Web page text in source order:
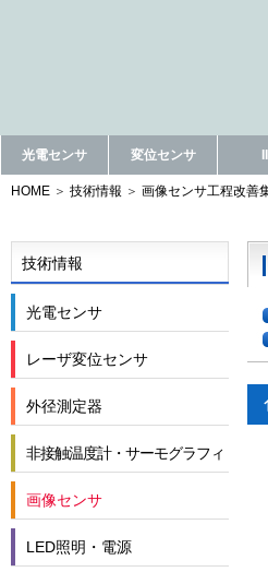
光電センサ 変位センサ
HOME 技術情報 画像センサ工程改善
技術情報
光電センサ
レーザ変位センサ
外径測定器
非接触温度計・サーモグラフィ
画像センサ
LED照明・電源